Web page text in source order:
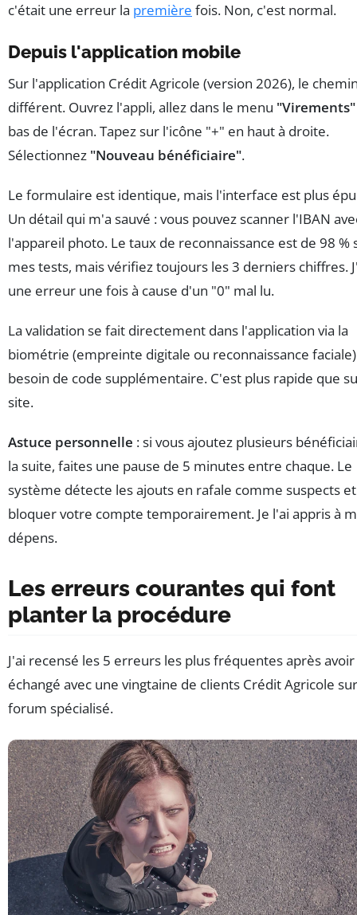
c'était une erreur la première fois. Non, c'est normal.
Depuis l'application mobile
Sur l'application Crédit Agricole (version 2026), le
différent. Ouvrez l'appli, allez dans le menu "Virements"
bas de l'écran. Tapez sur l'icône "+" en haut à droite.
Sélectionnez "Nouveau bénéficiaire".
Le formulaire est identique, mais l'interface est plus
Un détail qui m'a sauvé : vous pouvez scanner l'IBAN
l'appareil photo. Le taux de reconnaissance est de 98 %
mes tests, mais vérifiez toujours les 3 derniers chiffres.
une erreur une fois à cause d'un "0" mal lu.
La validation se fait directement dans l'application via la
biométrie (empreinte digitale ou reconnaissance
besoin de code supplémentaire. C'est plus rapide que
site.
Astuce personnelle : si vous ajoutez plusieurs
la suite, faites une pause de 5 minutes entre chaque. Le
système détecte les ajouts en rafale comme suspects
bloquer votre compte temporairement. Je l'ai appris à
dépens.
Les erreurs courantes qui font
planter la procédure
J'ai recensé les 5 erreurs les plus fréquentes après avoir
échangé avec une vingtaine de clients Crédit Agricole
forum spécialisé.